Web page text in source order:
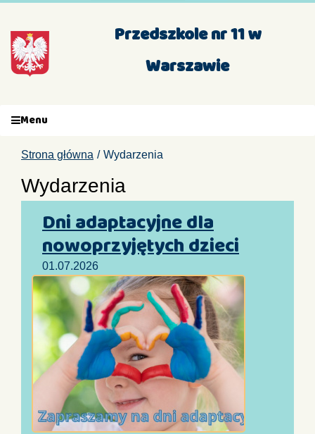
Przedszkole nr 11 w
Warszawie
Menu
Strona główna Wydarzenia
Wydarzenia
Dni adaptacyjne dla
nowoprzyjętych dzieci
01.07.2026